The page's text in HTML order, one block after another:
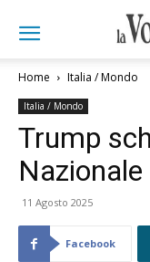
Home Italia / Mondo
Italia / Mondo
Trump
11 Agosto 2025
Facebook